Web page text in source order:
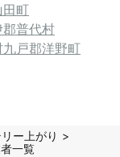
田町
普代村
九戸郡洋野町
ー上がり
一覧